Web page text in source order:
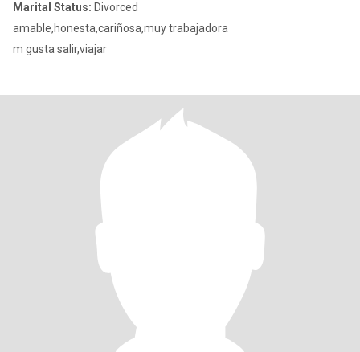
Marital Status: Divorced
amable,honesta,cariñosa,muy trabajadora
m gusta salir,viajar